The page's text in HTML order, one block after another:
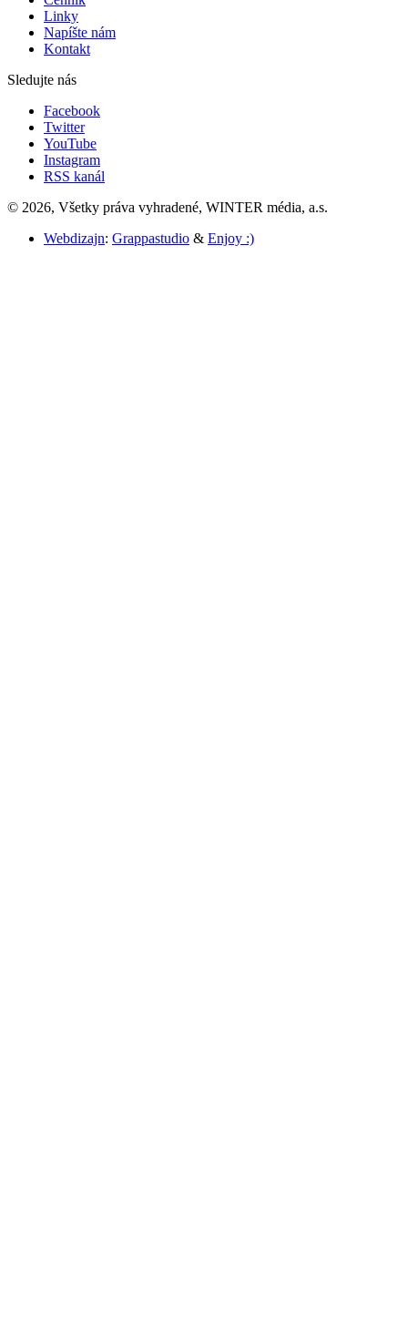
Linky
Napíšte nám
Kontakt
Sledujte nás
Facebook
Twitter
YouTube
Instagram
RSS kanál
© 2026, Všetky práva vyhradené, WINTER média, a.s.
Webdizajn: Grappastudio & Enjoy :)